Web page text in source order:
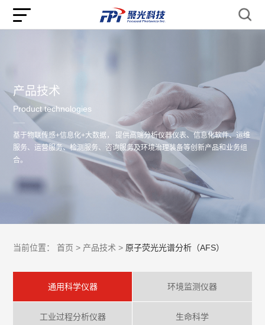
产品技术
Product technologies
基于物联传感+信息化+大数据， 提供高端分析仪器仪表、信息化软件、运维
服务、运营服务、检测服务、咨询服务及环境治理装备等创新产品和业务组
合。
当前位置： 首页 > 产品技术 > 原子荧光光谱分析（AFS）
通用科学仪器 环境监测仪器
工业过程分析仪器 生命科学